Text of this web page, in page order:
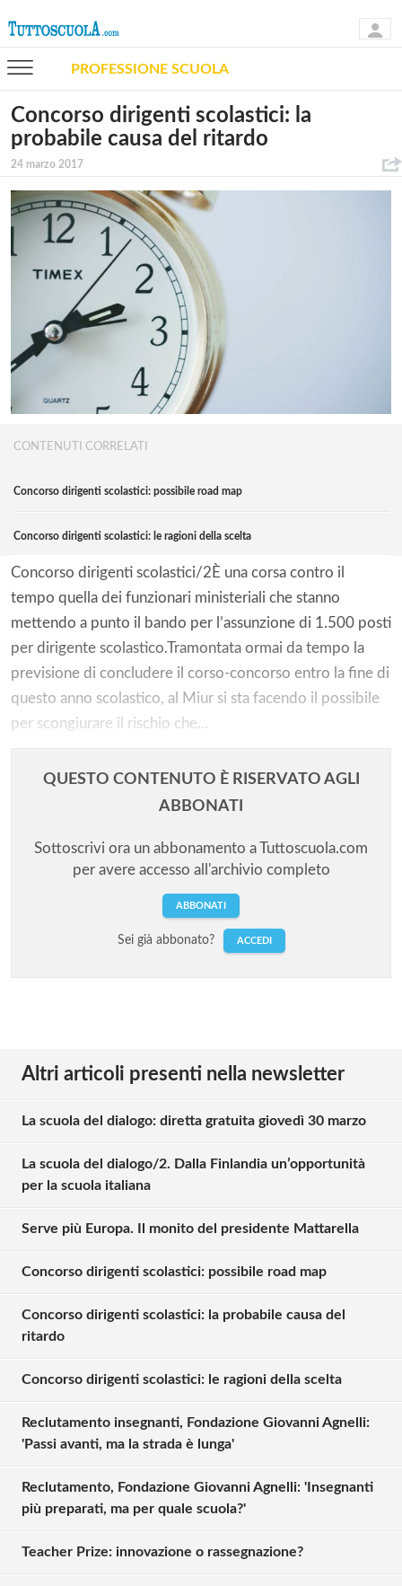
PROFESSIONE SCUOLA
Concorso dirigenti scolastici: la
probabile causa del ritardo
24 marzo 2017
CONTENUTI CORRELATI
Concorso dirigenti scolastici: possibile road map
Concorso dirigenti scolastici: le ragioni della scelta
Concorso dirigenti scolastici/2È una corsa contro il
tempo quella dei funzionari ministeriali che stanno
mettendo a punto il bando per l’assunzione di 1.500 posti
per dirigente scolastico.Tramontata ormai da tempo la
previsione di concludere il corso-concorso entro la fine di
questo anno scolastico, al Miur si sta facendo il possibile
per scongiurare il rischio che...
QUESTO CONTENUTO È RISERVATO AGLI
ABBONATI
Sottoscrivi ora un abbonamento a Tuttoscuola.com
per avere accesso all'archivio completo
ABBONATI
Sei già abbonato? ACCEDI
Altri articoli presenti nella newsletter
La scuola del dialogo: diretta gratuita giovedì 30 marzo
La scuola del dialogo/2. Dalla Finlandia un’opportunità
per la scuola italiana
Serve più Europa. Il monito del presidente Mattarella
Concorso dirigenti scolastici: possibile road map
Concorso dirigenti scolastici: la probabile causa del
ritardo
Concorso dirigenti scolastici: le ragioni della scelta
Reclutamento insegnanti, Fondazione Giovanni Agnelli:
'Passi avanti, ma la strada è lunga'
Reclutamento, Fondazione Giovanni Agnelli: 'Insegnanti
più preparati, ma per quale scuola?'
Teacher Prize: innovazione o rassegnazione?